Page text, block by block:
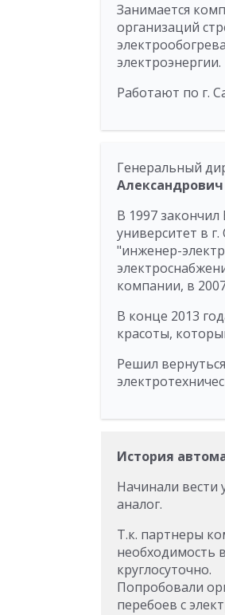
Занимается
организаций
электроэнергии.
Работают по г.
Генеральный
Александрович
В 1997
университет в
"инженер-
компании, в
В конце 2013
красоты,
Решил
История
Начинали вести
аналог.
Т.к. партнеры
необходимость
круглосуточно.
Попробовали
перебоев с